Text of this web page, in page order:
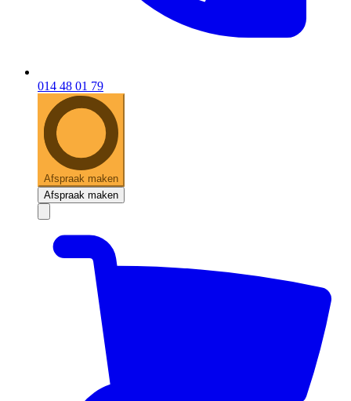
014 48 01 79
Afspraak maken
Afspraak maken